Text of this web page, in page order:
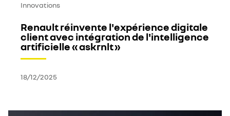
Innovations
Renault réinvente l'expérience digitale
client avec intégration de l'intelligence
artificielle « askrnlt »
18/12/2025